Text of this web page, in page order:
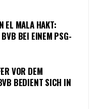
EL MALA HAKT:
BEI EINEM PSG-
VOR DEM
BEDIENT SICH IN